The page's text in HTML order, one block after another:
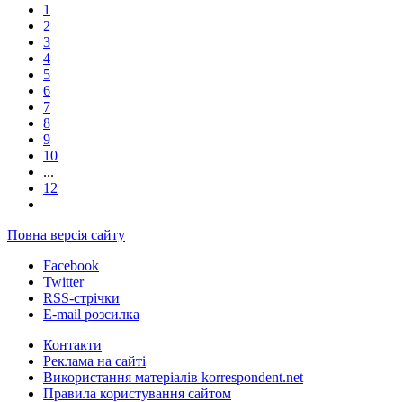
1
2
3
4
5
6
7
8
9
10
...
12
Повна версія сайту
Facebook
Twitter
RSS-стрічки
E-mail розсилка
Контакти
Реклама на сайті
Використання матеріалів korrespondent.net
Правила користування сайтом